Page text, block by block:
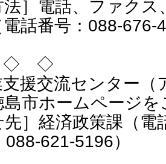
法］電話、ファク
電話番号：088-
◇
支援交流センター
市ホームページを
先］経済政策課（
621-5196）